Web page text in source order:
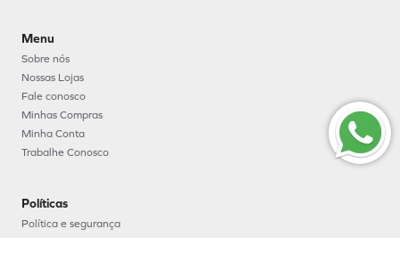
Menu
Sobre nós
Nossas Lojas
Fale conosco
Minhas Compras
Minha Conta
Trabalhe Conosco
Políticas
Política e segurança